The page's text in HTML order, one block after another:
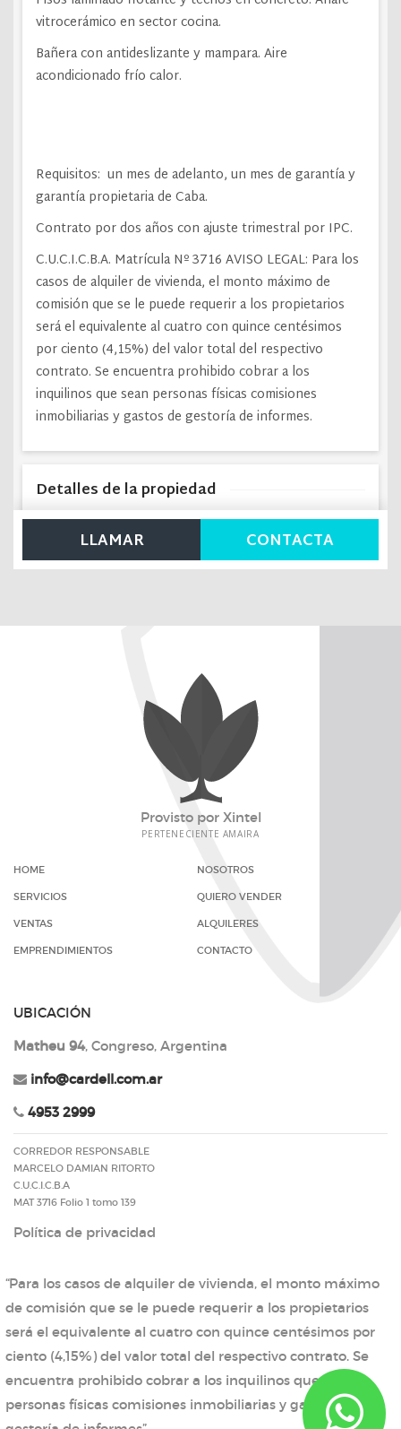
Provisto por Xintel
PERTENECIENTE AMAIRA
HOME NOSOTROS
SERVICIOS QUIERO VENDER
VENTAS ALQUILERES
EMPRENDIMIENTOS CONTACTO
UBICACIÓN
Matheu 94, Congreso, Argentina
info@cardell.com.ar
4953 2999
CORREDOR RESPONSABLE
MARCELO DAMIAN RITORTO
C.U.C.I.C.B.A
MAT 3716 Folio 1 tomo 139
Política de privacidad
“Para los casos de alquiler de vivienda, el monto máximo
de comisión que se le puede requerir a los propietarios
será el equivalente al cuatro con quince centésimos por
ciento (4,15%) del valor total del respectivo contrato. Se
encuentra prohibido cobrar a los inquilinos que sean
personas físicas comisiones inmobiliarias y gastos de